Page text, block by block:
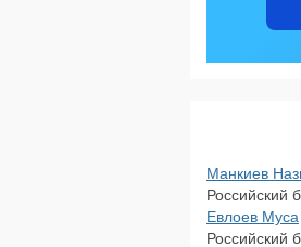
Манкиев
Российский
Евлоев Муса
Российский